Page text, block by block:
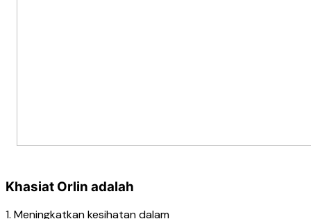
Khasiat Orlin adalah
1. Meningkatkan kesihatan dalam